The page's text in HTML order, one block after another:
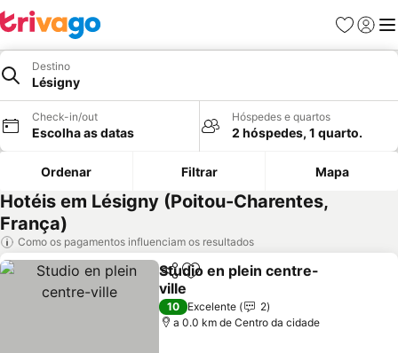
Favoritos
Iniciar
Destino
Lésigny
Check-in/out
Escolha as datas
Hóspedes e quartos
2 hóspedes, 1 quarto.
Ordenar Filtrar Mapa
Hotéis em Lésigny (Poitou-Charentes,
França)
Como os pagamentos influenciam os resultados
PartilharAdicionar aos favoritos
Studio en plein centre-
ville
Ver preços
10 Excelente
2
a 0.0 km de Centro da cidade